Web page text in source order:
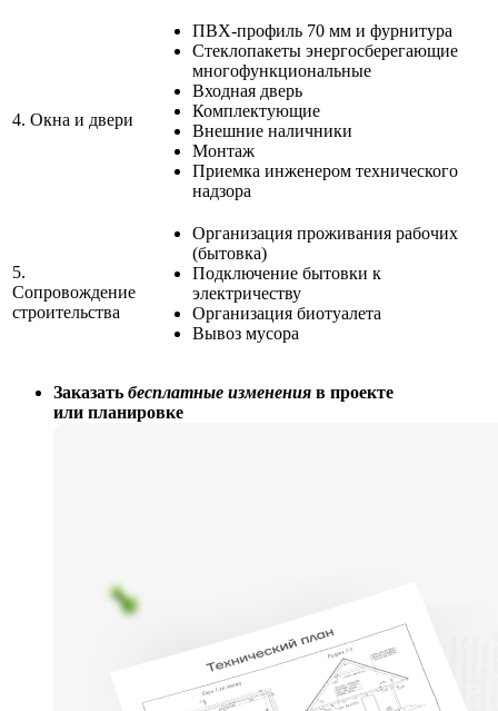
4. Окна и двери
ПВХ-профиль 70 мм и фурнитура
Стеклопакеты энергосберегающие
многофункциональные
Входная дверь
Комплектующие
Внешние наличники
Монтаж
Приемка инженером технического
надзора
5.
Сопровождение
строительства
Организация проживания рабочих
(бытовка)
Подключение бытовки к
электричеству
Организация биотуалета
Вывоз мусора
Заказать бесплатные изменения в проекте
или планировке